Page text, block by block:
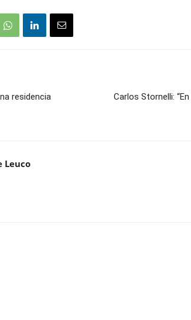
residencia
Carlos Stornelli:
Leuco